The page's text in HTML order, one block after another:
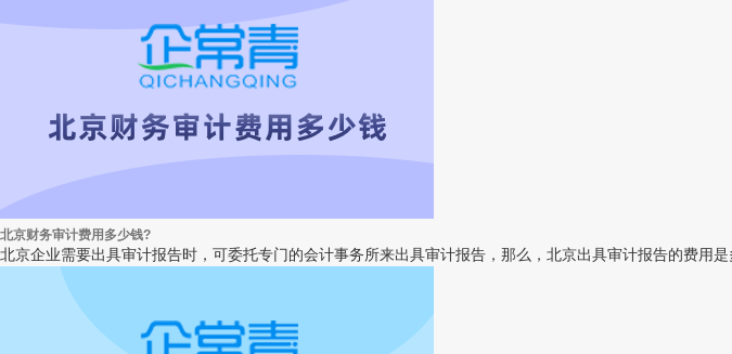
北京财务审计费用多少钱?
北京企业需要出具审计报告时，可委托专门的会计事务所来出具审计报告，那么，北京出具审计报告的费用